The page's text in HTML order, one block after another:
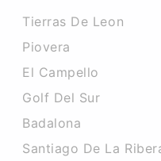
Tierras De Leon
Piovera
El Campello
Golf Del Sur
Badalona
Santiago De La